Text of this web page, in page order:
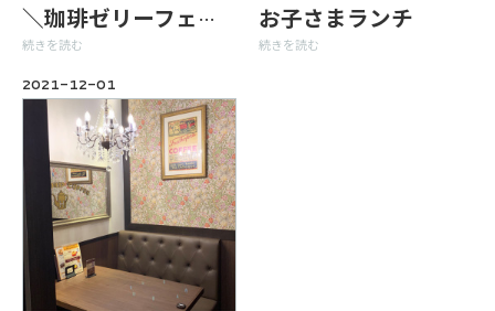
＼珈琲ゼリーフェア／
続きを読む
お子さまランチ
続きを読む
2021-12-01